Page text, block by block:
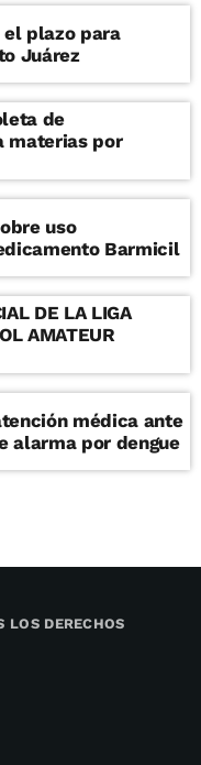
plazo para
Juárez
de
materias por
uso
Barmicil
DE LA LIGA
AMATEUR
médica ante
alarma por dengue
LOS DERECHOS